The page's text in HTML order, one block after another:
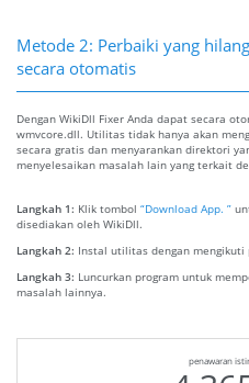
Metode 2: Perbaiki yang
secara otomatis
Dengan WikiDll Fixer Anda dapat secara
wmvcore.dll. Utilitas tidak hanya akan
secara gratis dan menyarankan direktori
menyelesaikan masalah lain yang terkait
Langkah 1: Klik tombol “Download App. ”
disediakan oleh WikiDll.
Langkah 2: Instal utilitas dengan
Langkah 3: Luncurkan program untuk
masalah lainnya.
penawaran